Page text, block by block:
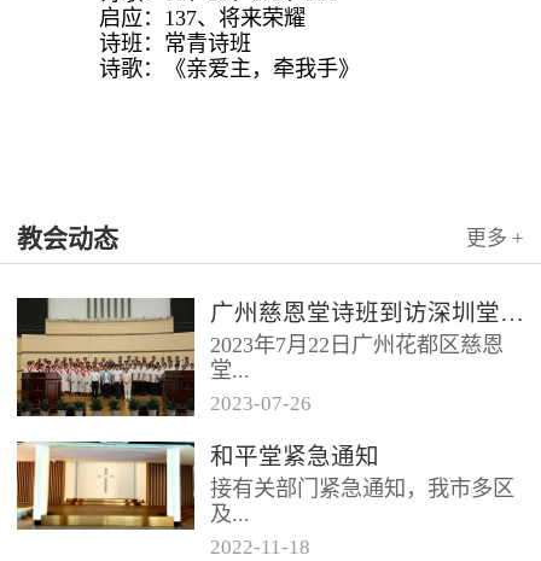
启应：137、将来荣耀
诗班：常青诗班
诗歌：《亲爱主，牵我手》
教会动态 更多 +
广州慈恩堂诗班到访深圳堂、和平堂
2023年7月22日广州花都区慈恩
堂...
联合诗班在叶海莲牧师的带领
下，先后到访基督教和平堂、深
圳堂。 上午和平堂教...
2023-07-26
和平堂紧急通知
接有关部门紧急通知，我市多区
及...
2022-11 -18